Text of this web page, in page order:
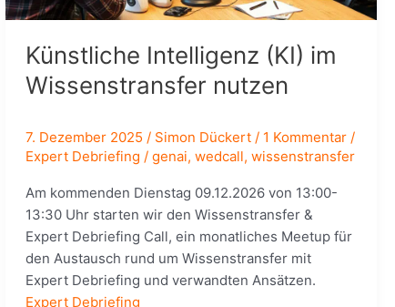
Künstliche Intelligenz (KI) im
Wissenstransfer nutzen
7. Dezember 2025/ Simon Dückert/ 1 Kommentar /
Expert Debriefing /genai,wedcall,wissenstransfer
Am kommenden Dienstag 09.12.2026 von 13:00-
13:30 Uhr starten wir den Wissenstransfer &
Expert Debriefing Call, ein monatliches Meetup für
den Austausch rund um Wissenstransfer mit
Expert Debriefing und verwandten Ansätzen.
Expert Debriefing